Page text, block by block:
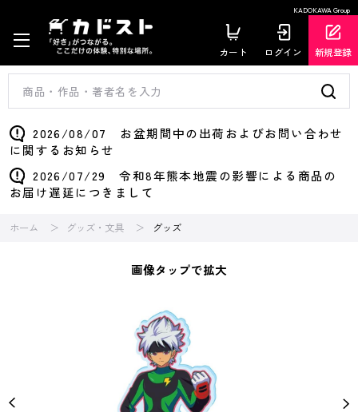
KADOKAWA Group
カート ログイン 新規登録
2026/08/07 お盆期間中の出荷およびお問い合わせ
に関するお知らせ
2026/07/29 令和8年熊本地震の影響による商品の
お届け遅延につきまして
ホーム グッズ・文具 グッズ
画像タップで拡大